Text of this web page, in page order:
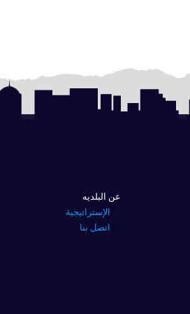
عن البلديه
الإستراتيجية
اتصل بنا